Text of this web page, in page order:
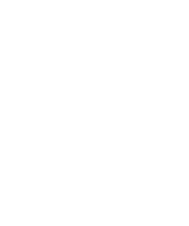
на основе 16 оценок